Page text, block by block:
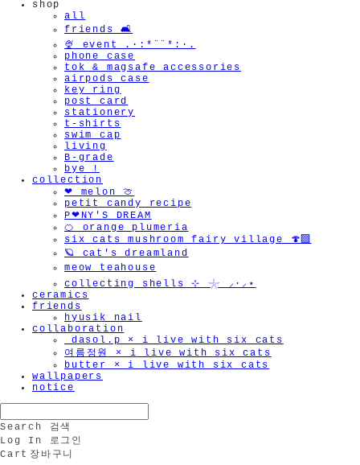
shop
all
friends 🛋️
🍨 event .·:*¨¨*:·.
phone case
tok & magsafe accessories
airpods case
key ring
post card
stationery
t-shirts
swim cap
living
B-grade
bye !
collection
❤︎ melon 🍈
petit candy recipe
P❤︎NY'S DREAM
🍊 orange plumeria
six cats mushroom fairy village 🍄‍🟫
🪐 cat's dreamland
meow teahouse
collecting shells ⊹ 𓇼 ⸝·⸝⋆
ceramics
friends
hyusik_nail
collaboration
_dasol.p × i live with six cats
여름정원 × i live with six cats
butter × i live with six cats
wallpapers
notice
Search
검색
Log In
로그인
Cart 장바구니